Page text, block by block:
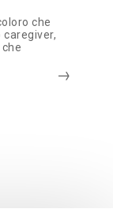
che
caregiver,